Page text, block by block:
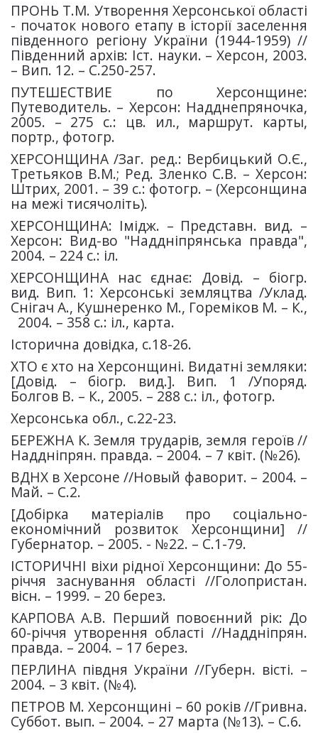
ПРОНЬ Т.М. Утворення Херсонської області
- початок нового етапу в історії заселення
південного регіону України (1944-1959) //
Південний архів: Іст. науки. – Херсон, 2003.
– Вип. 12. – С.250-257.
ПУТЕШЕСТВИЕ по Херсонщине:
Путеводитель. – Херсон: Надднепряночка,
2005. – 275 с.: цв. ил., маршрут. карты,
портр., фотогр.
ХЕРСОНЩИНА /Заг. ред.: Вербицький О.Є.,
Третьяков В.М.; Ред. Зленко С.В. – Херсон:
Штрих, 2001. – 39 с.: фотогр. – (Херсонщина
на межі тисячоліть).
ХЕРСОНЩИНА: Імідж. – Представн. вид. –
Херсон: Вид-во "Наддніпрянська правда",
2004. – 224 с.: іл.
ХЕРСОНЩИНА нас єднає: Довід. – біогр.
вид. Вип. 1: Херсонські земляцтва /Уклад.
Снігач А., Кушнеренко М., Гореміков М. – К.,
2004. – 358 с.: іл., карта.
Історична довідка, с.18-26.
ХТО є хто на Херсонщині. Видатні земляки:
[Довід. – біогр. вид.]. Вип. 1 /Упоряд.
Болгов В. – К., 2005. – 288 с.: іл., фотогр.
Херсонська обл., с.22-23.
БЕРЕЖНА К. Земля трударів, земля героїв //
Наддніпрян. правда. – 2004. – 7 квіт. (№26).
ВДНХ в Херсоне //Новый фаворит. – 2004. –
Май. – С.2.
[Добірка матеріалів про соціально-
економічний розвиток Херсонщини] //
Губернатор. – 2005. - №22. – С.1-79.
ІСТОРИЧНІ віхи рідної Херсонщини: До 55-
річчя заснування області //Голопристан.
вісн. – 1999. – 20 берез.
КАРПОВА А.В. Перший повоєнний рік: До
60-річчя утворення області //Наддніпрян.
правда. – 2004. – 17 берез.
ПЕРЛИНА півдня України //Губерн. вісті. –
2004. – 3 квіт. (№4).
ПЕТРОВ М. Херсонщині – 60 років //Гривна.
Суббот. вып. – 2004. – 27 марта (№13). – С.6.